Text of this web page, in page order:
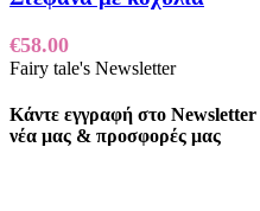
€58.00
Fairy tale's Newsletter
Κάντε εγγραφή στο Newsletter
νέα μας & προσφορές μας